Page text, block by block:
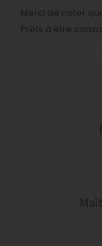
Merci de noter
Prêts à être